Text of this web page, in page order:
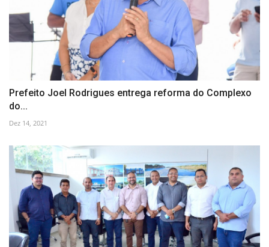
Prefeito Joel Rodrigues entrega reforma do Complexo
do...
Dez 14, 2021